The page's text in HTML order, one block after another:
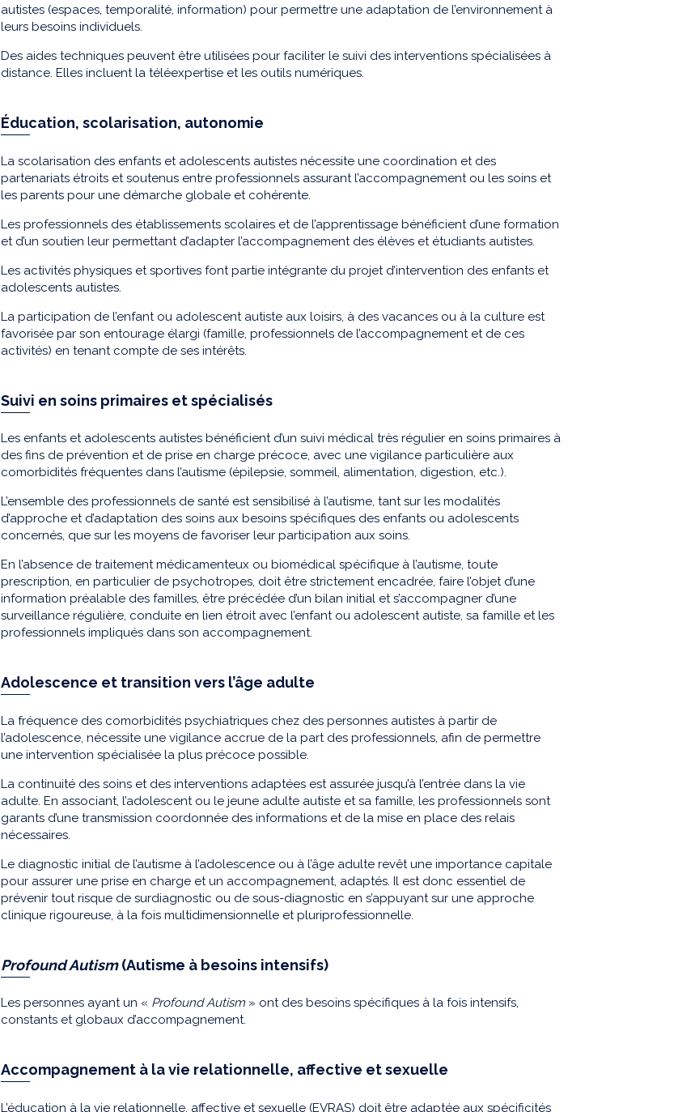
autistes (espaces, temporalité, information) pour permettre une adaptation de l’environnement à
leurs besoins individuels.
Des aides techniques peuvent être utilisées pour faciliter le suivi des interventions spécialisées à
distance. Elles incluent la téléexpertise et les outils numériques.
Éducation, scolarisation, autonomie
La scolarisation des enfants et adolescents autistes nécessite une coordination et des
partenariats étroits et soutenus entre professionnels assurant l’accompagnement ou les soins et
les parents pour une démarche globale et cohérente.
Les professionnels des établissements scolaires et de l’apprentissage bénéficient d’une formation
et d’un soutien leur permettant d’adapter l’accompagnement des élèves et étudiants autistes.
Les activités physiques et sportives font partie intégrante du projet d’intervention des enfants et
adolescents autistes.
La participation de l’enfant ou adolescent autiste aux loisirs, à des vacances ou à la culture est
favorisée par son entourage élargi (famille, professionnels de l’accompagnement et de ces
activités) en tenant compte de ses intérêts.
Suivi en soins primaires et spécialisés
Les enfants et adolescents autistes bénéficient d’un suivi médical très régulier en soins primaires à
des fins de prévention et de prise en charge précoce, avec une vigilance particulière aux
comorbidités fréquentes dans l’autisme (épilepsie, sommeil, alimentation, digestion, etc.).
L’ensemble des professionnels de santé est sensibilisé à l’autisme, tant sur les modalités
d’approche et d’adaptation des soins aux besoins spécifiques des enfants ou adolescents
concernés, que sur les moyens de favoriser leur participation aux soins.
En l’absence de traitement médicamenteux ou biomédical spécifique à l’autisme, toute
prescription, en particulier de psychotropes, doit être strictement encadrée, faire l’objet d’une
information préalable des familles, être précédée d’un bilan initial et s’accompagner d’une
surveillance régulière, conduite en lien étroit avec l’enfant ou adolescent autiste, sa famille et les
professionnels impliqués dans son accompagnement.
Adolescence et transition vers l’âge adulte
La fréquence des comorbidités psychiatriques chez des personnes autistes à partir de
l’adolescence, nécessite une vigilance accrue de la part des professionnels, afin de permettre
une intervention spécialisée la plus précoce possible.
La continuité des soins et des interventions adaptées est assurée jusqu’à l’entrée dans la vie
adulte. En associant, l’adolescent ou le jeune adulte autiste et sa famille, les professionnels sont
garants d’une transmission coordonnée des informations et de la mise en place des relais
nécessaires.
Le diagnostic initial de l’autisme à l’adolescence ou à l’âge adulte revêt une importance capitale
pour assurer une prise en charge et un accompagnement, adaptés. Il est donc essentiel de
prévenir tout risque de surdiagnostic ou de sous-diagnostic en s’appuyant sur une approche
clinique rigoureuse, à la fois multidimensionnelle et pluriprofessionnelle.
Profound Autism(Autisme à besoins intensifs)
Les personnes ayant un « Profound Autism » ont des besoins spécifiques à la fois intensifs,
constants et globaux d’accompagnement.
Accompagnement à la vie relationnelle, affective et sexuelle
L’éducation à la vie relationnelle, affective et sexuelle (EVRAS) doit être adaptée aux spécificités